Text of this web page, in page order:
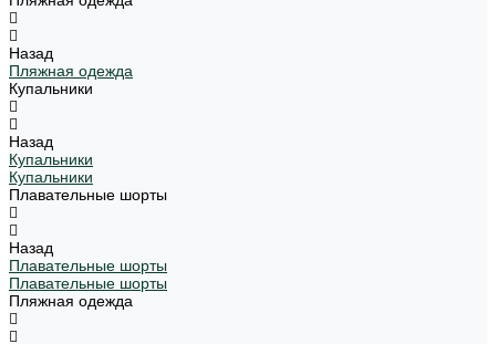
Назад
Пляжная одежда
Купальники
Назад
Купальники
Купальники
Плавательные шорты
Назад
Плавательные шорты
Плавательные шорты
Пляжная одежда